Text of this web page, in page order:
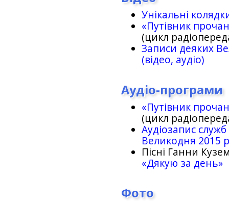
Унікальні
«Путівник
(цикл
Записи деяких
(відео, аудіо)
Аудіо-програми
«Путівник
(цикл
Аудіозапис
Великодня 2015
Пісні Ганни
«Дякую за день»
Фото